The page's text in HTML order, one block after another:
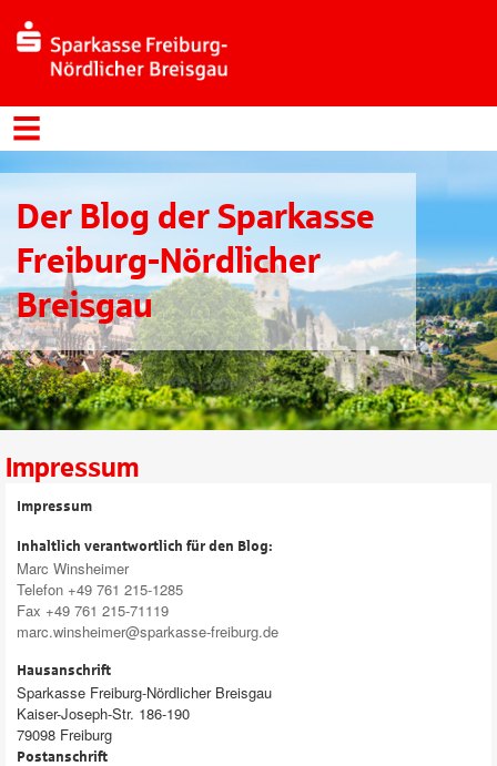
Der Blog der Sparkasse
Freiburg-Nördlicher
Breisgau
Impressum
Impressum
Inhaltlich verantwortlich für den Blog:
Marc Winsheimer
Telefon +49 761 215-1285
Fax +49 761 215-71119
marc.winsheimer@sparkasse-freiburg.de
Hausanschrift
Sparkasse Freiburg-Nördlicher Breisgau
Kaiser-Joseph-Str. 186-190
79098 Freiburg
Postanschrift